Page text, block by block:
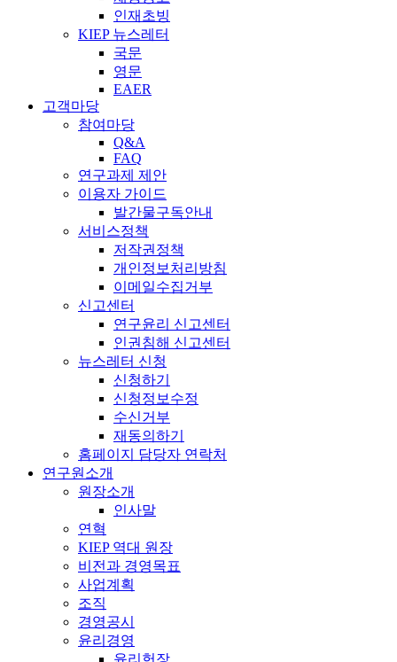
인재초빙
KIEP 뉴스레터
국문
영문
EAER
고객마당
참여마당
Q&A
FAQ
연구과제 제안
이용자 가이드
발간물구독안내
서비스정책
저작권정책
개인정보처리방침
이메일수집거부
신고센터
연구윤리 신고센터
인권침해 신고센터
뉴스레터 신청
신청하기
신청정보수정
수신거부
재동의하기
홈페이지 담당자 연락처
연구원소개
원장소개
인사말
연혁
KIEP 역대 원장
비전과 경영목표
사업계획
조직
경영공시
윤리경영
윤리헌장